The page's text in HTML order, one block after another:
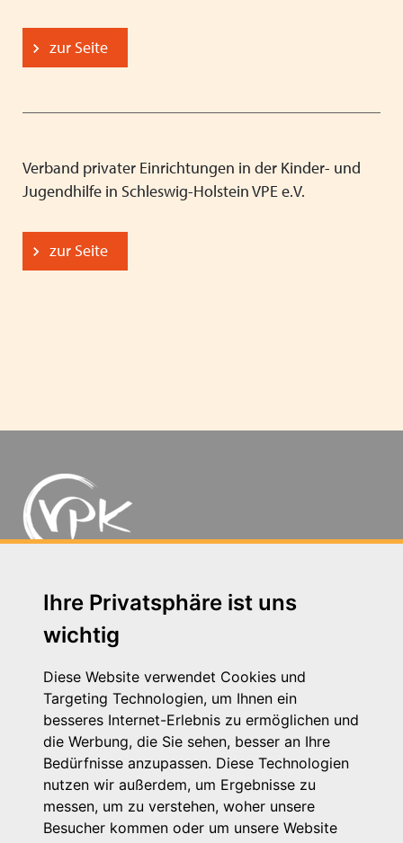
Ihre Privatsphäre ist uns
wichtig
Diese Website verwendet Cookies und
Targeting Technologien, um Ihnen ein
besseres Internet-Erlebnis zu ermöglichen und
die Werbung, die Sie sehen, besser an Ihre
Bedürfnisse anzupassen. Diese Technologien
nutzen wir außerdem, um Ergebnisse zu
messen, um zu verstehen, woher unsere
Besucher kommen oder um unsere Website
zur Seite
Verband privater Einrichtungen in der Kinder- und
Jugendhilfe in Schleswig-Holstein VPE e.V.
zur Seite
Michaelkirchstr. 17/18 - 10179 Berlin
Telefon: 030 – 58 58 17 16 01
E-Mail: info@vpk.de
Presse
Kontakt
Impressum
Datenschutzhinweis
Login